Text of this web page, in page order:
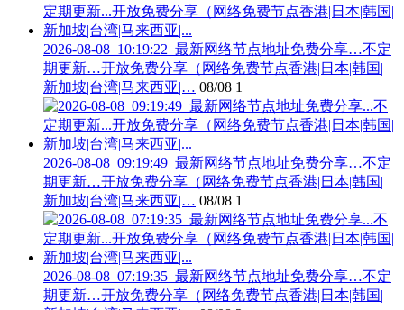
2026-08-08_10:19:22_最新网络节点地址免费分享…不定
期更新…开放免费分享（网络免费节点香港|日本|韩国|
新加坡|台湾|马来西亚|… 08/08 1
2026-08-08_09:19:49_最新网络节点地址免费分享…不定
期更新…开放免费分享（网络免费节点香港|日本|韩国|
新加坡|台湾|马来西亚|… 08/08 1
2026-08-08_07:19:35_最新网络节点地址免费分享…不定
期更新…开放免费分享（网络免费节点香港|日本|韩国|